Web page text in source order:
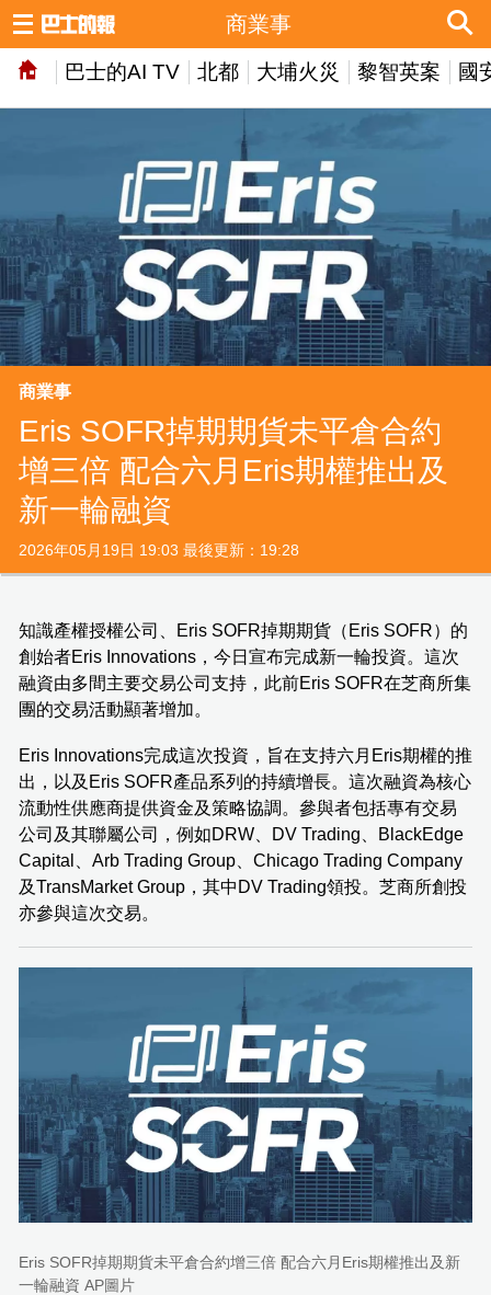
巴士的AI TV 北都 大埔火災 黎智英案 國
商業事
商業事
Eris SOFR掉期期貨未平倉合約
增三倍 配合六月Eris期權推出及
新一輪融資
2026年05月19日 19:03 最後更新：19:28
知識產權授權公司、Eris SOFR掉期期貨（Eris SOFR）的
創始者Eris Innovations，今日宣布完成新一輪投資。這次
融資由多間主要交易公司支持，此前Eris SOFR在芝商所集
團的交易活動顯著增加。
Eris Innovations完成這次投資，旨在支持六月Eris期權的推
出，以及Eris SOFR產品系列的持續增長。這次融資為核心
流動性供應商提供資金及策略協調。參與者包括專有交易
公司及其聯屬公司，例如DRW、DV Trading、BlackEdge
Capital、Arb Trading Group、Chicago Trading Company
及TransMarket Group，其中DV Trading領投。芝商所創投
亦參與這次交易。
Eris SOFR掉期期貨未平倉合約增三倍 配合六月Eris期權推出及新
一輪融資 AP圖片